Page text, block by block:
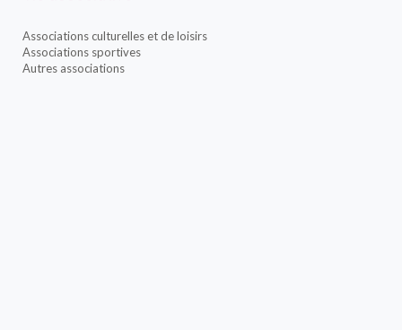
Associations culturelles et de loisirs
Associations sportives
Autres associations